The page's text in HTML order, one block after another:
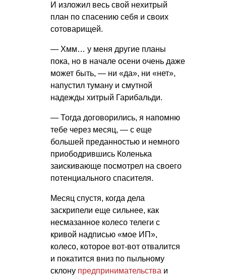
И изложил весь свой нехитрый
план по спасению себя и своих
сотоварищей.
— Хмм… у меня другие планы
пока, но в начале осени очень даже
может быть, — ни «да», ни «нет»,
напустил туману и смутной
надежды хитрый Гарибальди.
— Тогда договорились, я напомню
тебе через месяц, — с еще
большей преданностью и немного
приободрившись Коленька
заискивающе посмотрел на своего
потенциального спасителя.
Месяц спустя, когда дела
заскрипели еще сильнее, как
несмазанное колесо телеги с
кривой надписью «мое ИП»,
колесо, которое вот-вот отвалится
и покатится вниз по пыльному
склону предпринимательства и